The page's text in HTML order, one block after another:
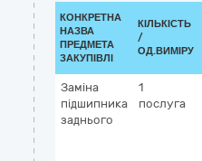
КОНКРЕТНА
НАЗВА
ПРЕДМЕТА
ЗАКУПІВЛІ
КІЛЬКІСТЬ
/
ОД.ВИМІРУ
Заміна
підшипника
заднього
1
послуга